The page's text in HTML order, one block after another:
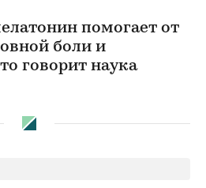
помогает от
боли и
говорит наука